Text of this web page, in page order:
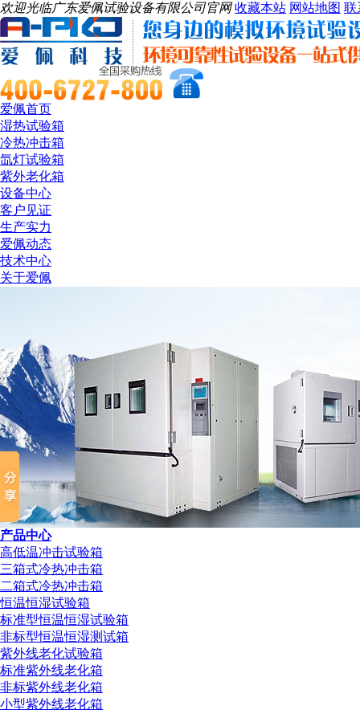
欢迎光临广东爱佩试验设备有限公司官网 收藏本站 网站地图 联
爱佩首页
湿热试验箱
冷热冲击箱
氙灯试验箱
紫外老化箱
设备中心
客户见证
生产实力
爱佩动态
技术中心
关于爱佩
产品中心
高低温冲击试验箱
三箱式冷热冲击箱
二箱式冷热冲击箱
恒温恒湿试验箱
标准型恒温恒湿试验箱
非标型恒温恒湿测试箱
紫外线老化试验箱
标准紫外线老化箱
非标紫外线老化箱
小型紫外线老化箱